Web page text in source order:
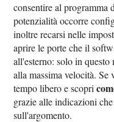
consentire al programma
potenzialità occorre
inoltre recarsi nelle
aprire le porte che il
all'esterno: solo in questo
alla massima velocità.
tempo libero e scopri
grazie alle indicazioni
sull'argomento.